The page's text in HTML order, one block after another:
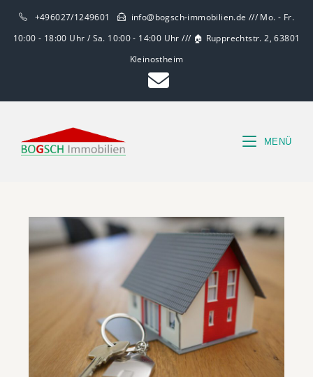
+496027/1249601
info@bogsch-immobilien.de /// Mo. - Fr.
10:00 - 18:00 Uhr / Sa. 10:00 - 14:00 Uhr /// 🏠 Rupprechtstr. 2, 63801
Kleinostheim
MENÜ